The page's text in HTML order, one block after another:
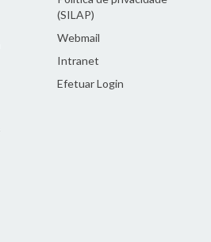
(SILAP)
Webmail
Intranet
Efetuar Login